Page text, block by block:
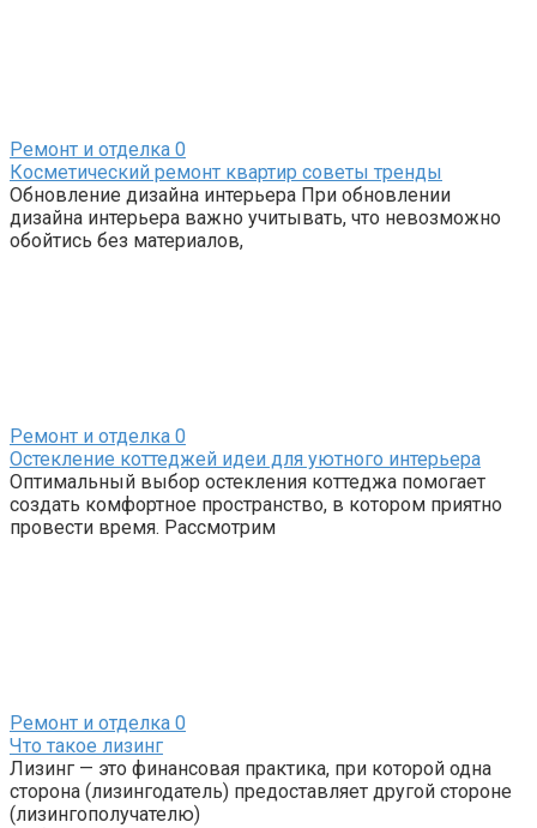
Ремонт и отделка 0
Косметический ремонт квартир советы тренды
Обновление дизайна интерьера При обновлении
дизайна интерьера важно учитывать, что невозможно
обойтись без материалов,
Ремонт и отделка 0
Остекление коттеджей идеи для уютного интерьера
Оптимальный выбор остекления коттеджа помогает
создать комфортное пространство, в котором приятно
провести время. Рассмотрим
Ремонт и отделка 0
Что такое лизинг
Лизинг — это финансовая практика, при которой одна
сторона (лизингодатель) предоставляет другой стороне
(лизингополучателю)